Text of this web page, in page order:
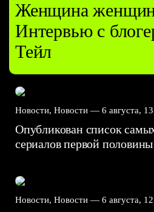
Женщина
Интервью с
Тейл
Новости, Новости — 6 августа,
Опубликован список
сериалов первой половины
Новости, Новости — 6 августа,